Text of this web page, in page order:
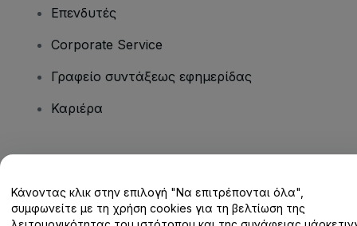
Επενδυτές
Corporate Service
Γραφείο συντάξεως εφημερίδας
Καριέρα
Κέντρο βοήθειας / Επικοινωνήστε μαζί μας
Κάνοντας κλικ στην επιλογή "Να επιτρέπονται όλα",
συμφωνείτε με τη χρήση cookies για τη βελτίωση της